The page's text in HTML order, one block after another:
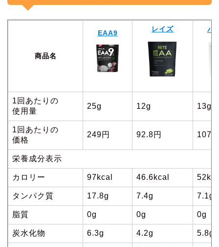
商品名
EAA9 レイズ バ
1回あたりの
使用量
25g 12g 13g
1回あたりの
価格
249円 92.8円 107
栄養成分表示
カロリー 97kcal 46.6kcal
タンパク質 17.8g 7.4g 7.1g
脂質 0g 0g 0g
炭水化物 6.3g 4.2g 5.8g